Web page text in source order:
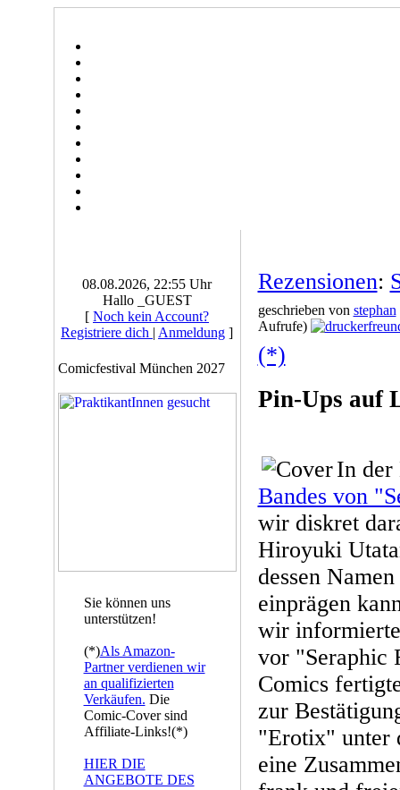
08.08.2026, 22:55 Uhr
Hallo _GUEST
[ Noch kein Account?
Registriere dich | Anmeldung ]
Comicfestival München 2027
Sie können uns
unterstützen!
(*)Als Amazon-
Partner verdienen wir
an qualifizierten
Verkäufen. Die
Comic-Cover sind
Affiliate-Links!(*)
HIER DIE
ANGEBOTE DES
Rezensionen:
geschrieben von stephan
Aufrufe)
(*)
Pin-Ups auf
In der
Bandes von
wir diskret
Hiroyuki
dessen
einprägen
wir
vor "Seraphic
Comics
zur
"Erotix" unter
eine